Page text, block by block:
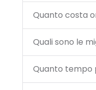
Quanto costa
Quali sono le
Quanto tempo